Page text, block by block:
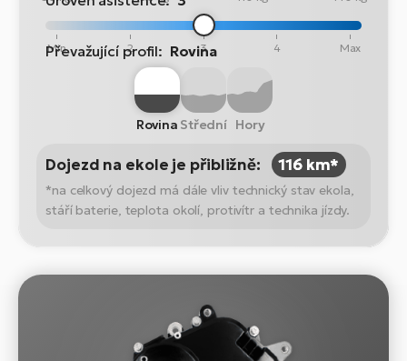
Min 2 3 4 Max
Převažující profil: Rovina
Rovina Střední Hory
Dojezd na ekole je přibližně: 116 km*
*na celkový dojezd má dále vliv technický stav ekola,
stáří baterie, teplota okolí, protivítr a technika jízdy.